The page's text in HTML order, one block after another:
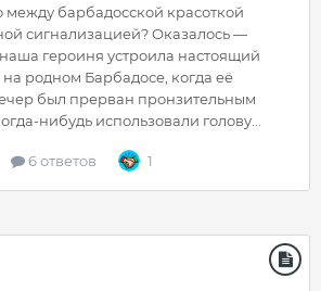
между барбадосской красоткой
сигнализацией? Оказалось —
наша героиня устроила настоящий
на родном Барбадосе, когда её
был прерван пронзительным
нибудь использовали голову...
6 ответов 1